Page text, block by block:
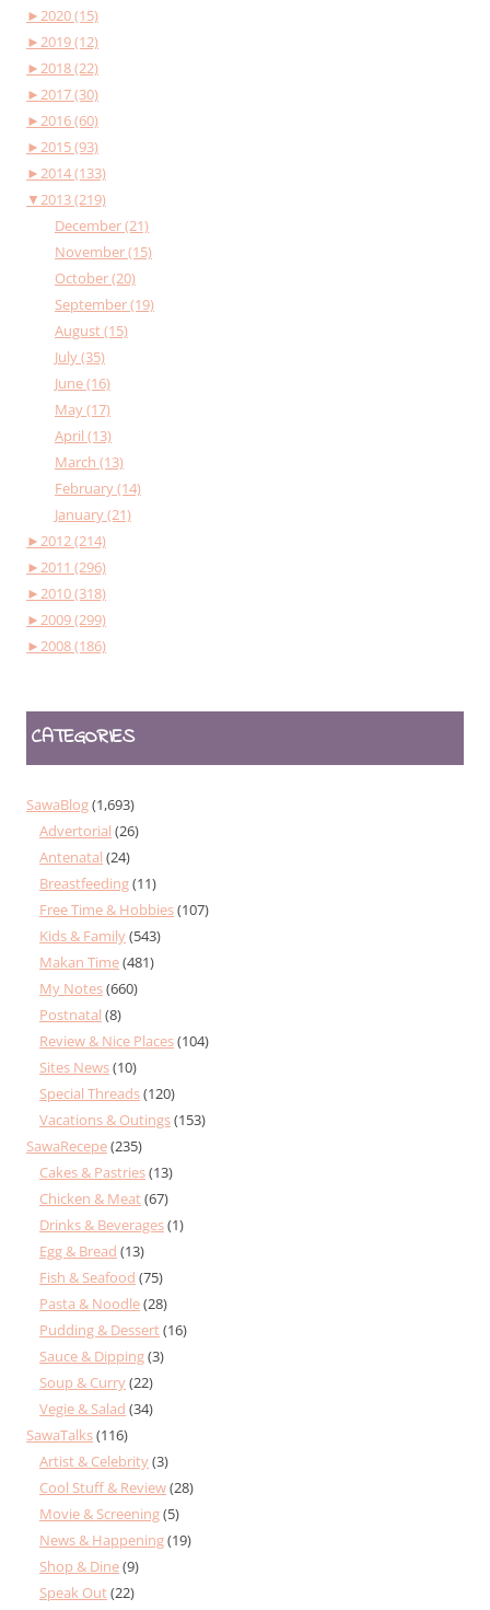
►2020 (15)
►2019 (12)
►2018 (22)
►2017 (30)
►2016 (60)
►2015 (93)
►2014 (133)
▼2013 (219)
December (21)
November (15)
October (20)
September (19)
August (15)
July (35)
June (16)
May (17)
April (13)
March (13)
February (14)
January (21)
►2012 (214)
►2011 (296)
►2010 (318)
►2009 (299)
►2008 (186)
CATEGORIES
SawaBlog(1,693)
Advertorial (26)
Antenatal (24)
Breastfeeding(11)
Free Time & Hobbies(107)
Kids & Family(543)
Makan Time(481)
My Notes(660)
Postnatal (8)
Review & Nice Places(104)
Sites News(10)
Special Threads(120)
Vacations & Outings(153)
SawaRecepe(235)
Cakes & Pastries(13)
Chicken & Meat(67)
Drinks & Beverages(1)
Egg & Bread (13)
Fish & Seafood (75)
Pasta & Noodle(28)
Pudding & Dessert(16)
Sauce & Dipping(3)
Soup & Curry(22)
Vegie & Salad (34)
SawaTalks(116)
Artist & Celebrity(3)
Cool Stuff & Review(28)
Movie & Screening(5)
News & Happening(19)
Shop & Dine(9)
Speak Out(22)